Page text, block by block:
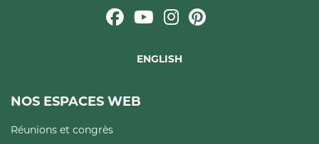
ENGLISH
NOS ESPACES WEB
Réunions et congrès